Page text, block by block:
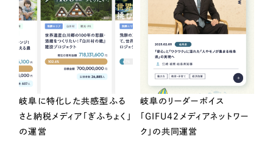
岐阜に特化した共感型ふる
さと納税メディア「ぎふちょく」
の運営
岐阜のリーダーボイス
「GIFU42メディアネットワー
ク」の共同運営